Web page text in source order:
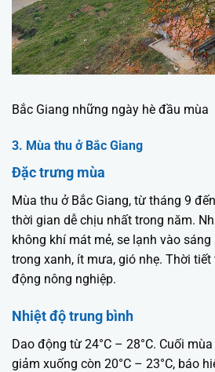
Bắc Giang những ngày hè đầu mùa
3. Mùa thu ở Bắc Giang
Đặc trưng mùa
Mùa thu ở Bắc Giang, từ tháng 9
thời gian dễ chịu nhất trong năm.
không khí mát mẻ, se lạnh vào
trong xanh, ít mưa, gió nhẹ. Thời
động nông nghiệp.
Nhiệt độ trung bình
Dao động từ 24°C – 28°C. Cuối
giảm xuống còn 20°C – 23°C, báo